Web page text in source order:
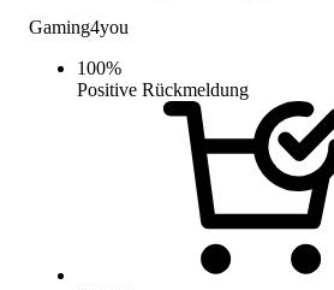
Gaming4you
100%
Positive Rückmeldung